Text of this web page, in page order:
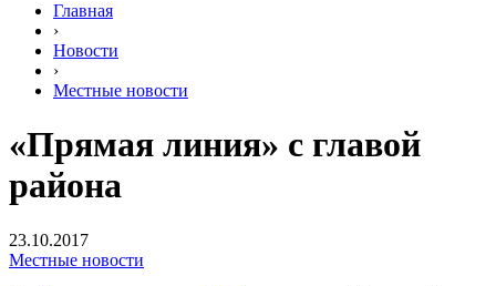
Главная
›
Новости
›
Местные новости
«Прямая линия» с главой
района
23.10.2017
Местные новости